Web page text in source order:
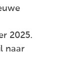
2025.
naar